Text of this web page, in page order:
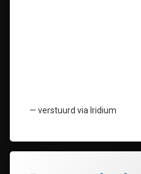
— verstuurd via Iridium